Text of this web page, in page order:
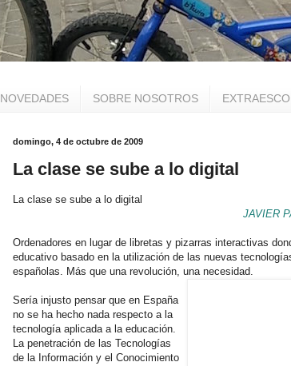
NOVEDADES SOBRE NOSOTROS
domingo, 4 de octubre de 2009
La clase se sube a lo digital
La clase se sube a lo digital
JAVIER
Ordenadores en lugar de libretas y pizarras interactivas
educativo basado en la utilización de las nuevas
españolas. Más que una revolución, una necesidad.
Sería injusto pensar que en España
no se ha hecho nada respecto a la
tecnología aplicada a la educación.
La penetración de las Tecnologías
de la Información y el Conocimiento